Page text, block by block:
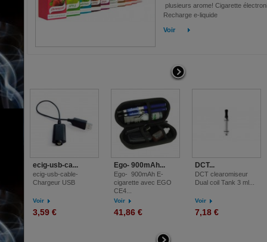
ecig-usb-ca...
ecig-usb-cable-
Chargeur USB
Voir
3,59 €
Ego- 900mAh...
Ego- 900mAh E-
cigarette avec EGO
CE4...
Voir
41,86 €
DCT...
DCT clearomiseur
Dual coil Tank 3 ml...
Voir
7,18 €
plusieurs arome! Cigarette
Recharge e-liquide
Voir